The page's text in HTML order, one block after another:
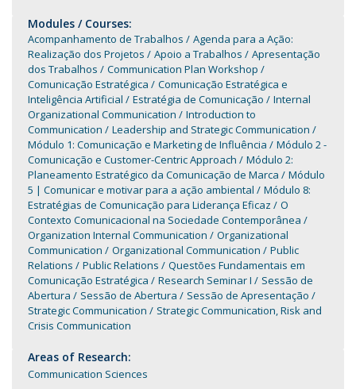
Modules / Courses:
Acompanhamento de Trabalhos
Agenda para a Ação:
Realização dos Projetos
Apoio a Trabalhos
Apresentação
dos Trabalhos
Communication Plan Workshop
Comunicação Estratégica
Comunicação Estratégica e
Inteligência Artificial
Estratégia de Comunicação
Internal
Organizational Communication
Introduction to
Communication
Leadership and Strategic Communication
Módulo 1: Comunicação e Marketing de Influência
Módulo 2 -
Comunicação e Customer-Centric Approach
Módulo 2:
Planeamento Estratégico da Comunicação de Marca
Módulo
5 | Comunicar e motivar para a ação ambiental
Módulo 8:
Estratégias de Comunicação para Liderança Eficaz
O
Contexto Comunicacional na Sociedade Contemporânea
Organization Internal Communication
Organizational
Communication
Organizational Communication
Public
Relations
Public Relations
Questões Fundamentais em
Comunicação Estratégica
Research Seminar I
Sessão de
Abertura
Sessão de Abertura
Sessão de Apresentação
Strategic Communication
Strategic Communication, Risk and
Crisis Communication
Areas of Research:
Communication Sciences